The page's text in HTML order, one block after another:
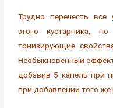
Трудно перечесть
этого кустарника,
тонизирующие
Необыкновенный
добавив 5 капель при
при добавлении того же